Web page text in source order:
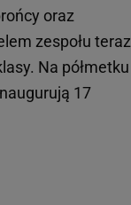
oraz
zespołu teraz
Na półmetku
17